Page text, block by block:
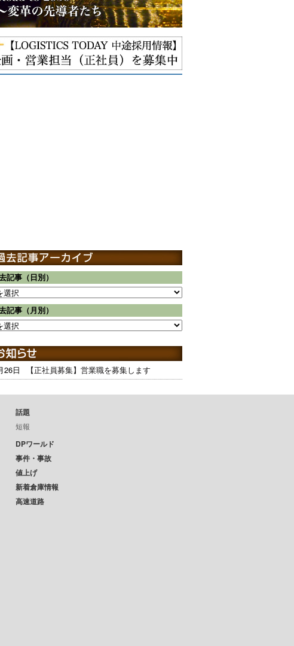
記事（日別）
記事（月別）
26日 【正社員募集】営業職を募集します
話題
短報
DPワールド
事件・事故
値上げ
新着倉庫情報
高速道路